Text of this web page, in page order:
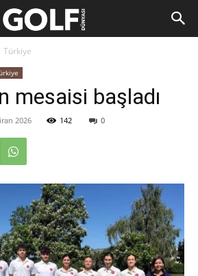
Türkiye
mesaisi başladı
2026 142 0